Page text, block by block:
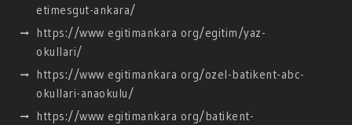
etimesgut-ankara/
https://www egitimankara org/egitim/yaz-
okullari/
https://www egitimankara org/ozel-batikent-abc-
okullari-anaokulu/
https://www egitimankara org/batikent-